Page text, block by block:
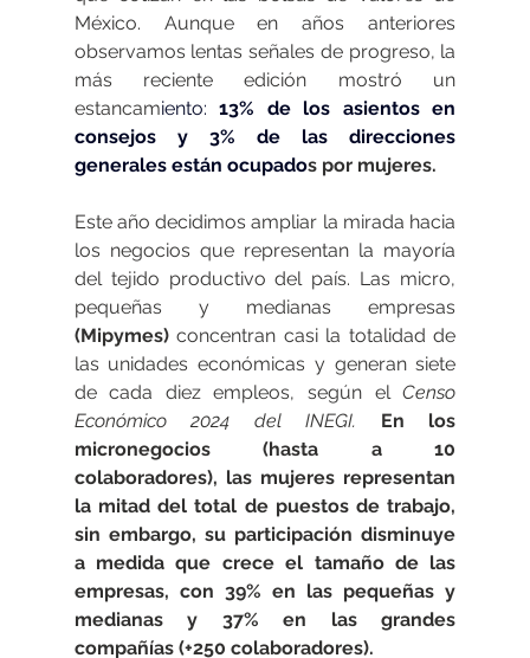
México. Aunque en años anteriores
observamos lentas señales de progreso, la
más reciente edición mostró un
estancamiento: 13% de los asientos en
consejos y 3% de las direcciones
generales están ocupados por mujeres.
Este año decidimos ampliar la mirada hacia
los negocios que representan la mayoría
del tejido productivo del país. Las micro,
(Mipymes) concentran casi la totalidad de
las unidades económicas y generan siete
de cada diez empleos, según el Censo
Económico 2024 del INEGI.
En los
micronegocios (hasta a 10
colaboradores), las mujeres representan
la mitad del total de puestos de trabajo,
sin embargo, su participación disminuye
a medida que crece el tamaño de las
empresas, con 39% en las pequeñas y
medianas y 37% en las grandes
compañías (+250 colaboradores).